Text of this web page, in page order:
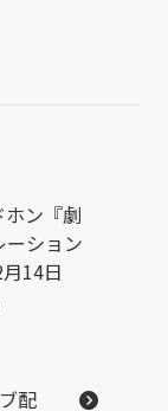
ン『劇
ーション
14日
配